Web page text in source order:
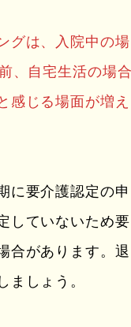
グは、入院中の場
、自宅生活の場
感じる場面が増え
に要介護認定の申
していないため要
合があります。退
ましょう。